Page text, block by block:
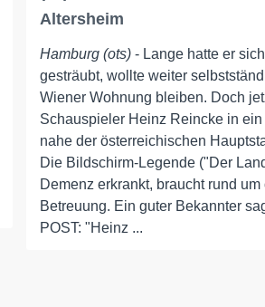
Altersheim
Hamburg (ots) - Lange hatte er
gesträubt, wollte weiter
Wiener Wohnung bleiben. Doch
Schauspieler Heinz Reincke in
nahe der österreichischen
Die Bildschirm-Legende ("Der
Demenz erkrankt, braucht rund um
Betreuung. Ein guter Bekannter
POST: "Heinz ...